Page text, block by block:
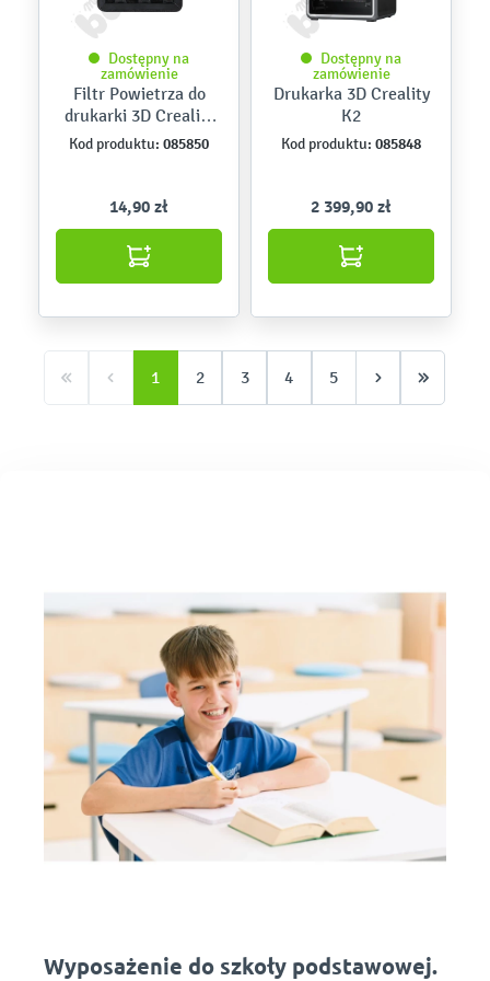
Dostępny na
zamówienie
Filtr Powietrza do
drukarki 3D Creality
K2
Kod produktu: 085850
14,90 zł
Dostępny na
zamówienie
Drukarka 3D Creality
K2
Kod produktu: 085848
2 399,90 zł
1 2 3 4 5
Wyposażenie do szkoły podstawowej.